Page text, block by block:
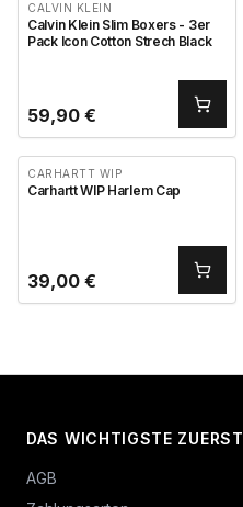
CALVIN KLEIN
Calvin Klein Slim Boxers - 3er
Pack Icon Cotton Strech Black
59,90 €
CARHARTT WIP
Carhartt WIP Harlem Cap
39,00 €
DAS WICHTIGSTE ZUERST
AGB